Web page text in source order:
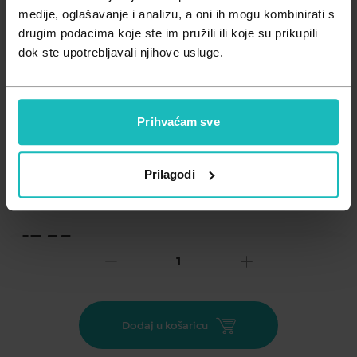
medije, oglašavanje i analizu, a oni ih mogu kombinirati s
drugim podacima koje ste im pružili ili koje su prikupili
dok ste upotrebljavali njihove usluge.
Prihvaćam sve
Prilagodi
Zdravlje muškarca
Zdravlje žene
Minerali
Probiotici i prebiotici
Važna obavijest prema Zakonu o zaštiti potrošača..
17,55
Spring Relax & Sleep inovativan je proizvod koji snažnim
kompleksom biljaka s dokazano umirujućim djelovanjem
Dodaj u košaricu